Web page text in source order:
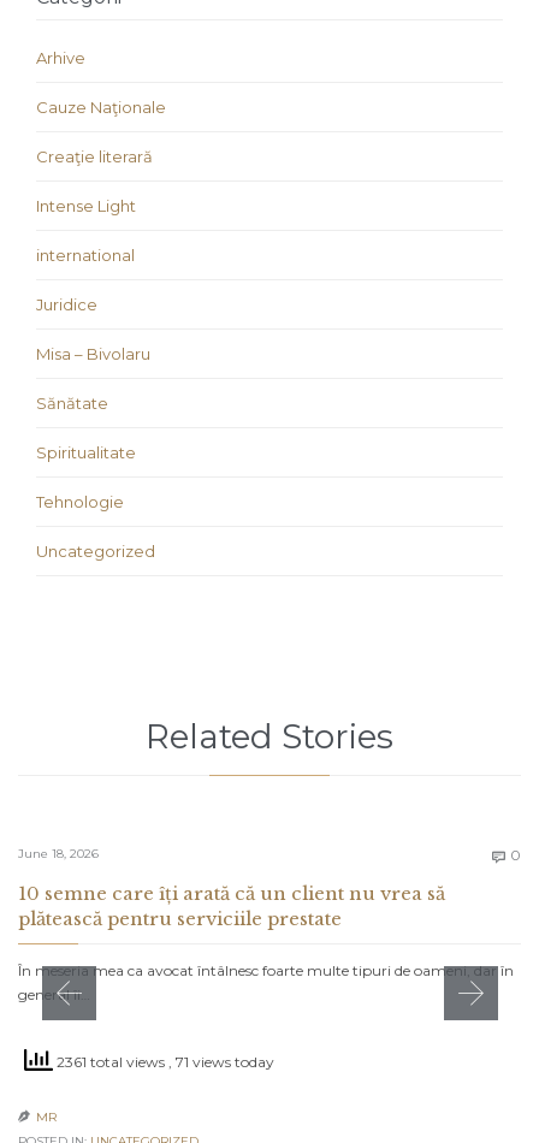
Arhive
Cauze Naţionale
Creaţie literară
Intense Light
international
Juridice
Misa – Bivolaru
Sănătate
Spiritualitate
Tehnologie
Uncategorized
Related Stories
June 18, 2026  0
10 semne care îți arată că un client nu vrea să
plătească pentru serviciile prestate
În meseria mea ca avocat întâlnesc foarte multe tipuri de oameni, dar în
general îi…
2361 total views , 71 views today
 MR